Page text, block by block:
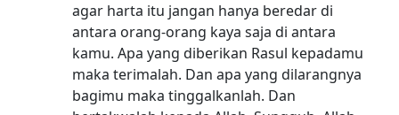
agar harta itu jangan hanya beredar di
antara orang-orang kaya saja di antara
kamu. Apa yang diberikan Rasul kepadamu
maka terimalah. Dan apa yang dilarangnya
bagimu maka tinggalkanlah. Dan